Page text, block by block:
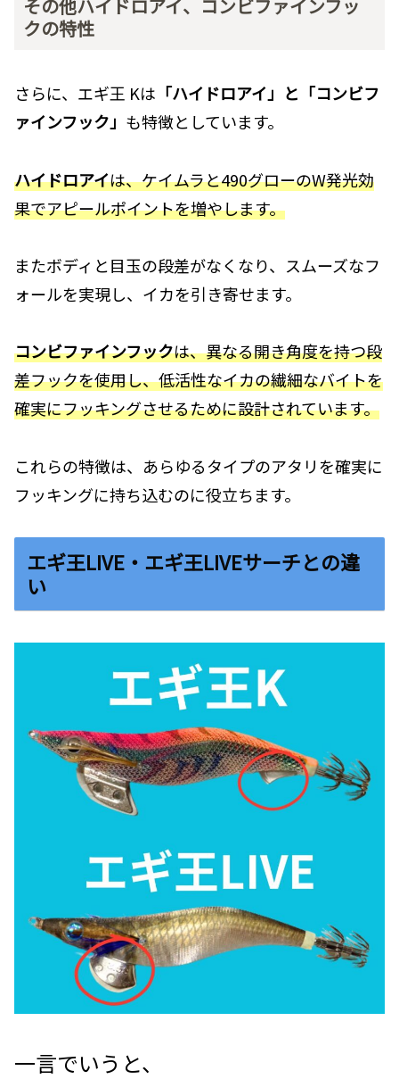
その他ハイドロアイ、コンビファインフッ
クの特性
さらに、エギ王 Kは 「ハイドロアイ」と「コンビフ
ァインフック」 も特徴としています。
ハイドロアイは、ケイムラと490グローのW発光効
果でアピールポイントを増やします。
またボディと目玉の段差がなくなり、スムーズなフ
ォールを実現し、イカを引き寄せます。
コンビファインフックは、異なる開き角度を持つ段
差フックを使用し、低活性なイカの繊細なバイトを
確実にフッキングさせるために設計されています。
これらの特徴は、あらゆるタイプのアタリを確実に
フッキングに持ち込むのに役立ちます。
エギ王LIVE・エギ王LIVEサーチとの違
い
一言でいうと、